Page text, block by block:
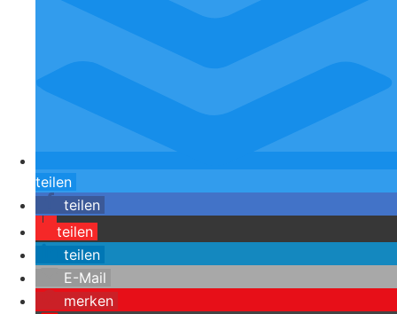
teilen
teilen
teilen
teilen
E-Mail
merken